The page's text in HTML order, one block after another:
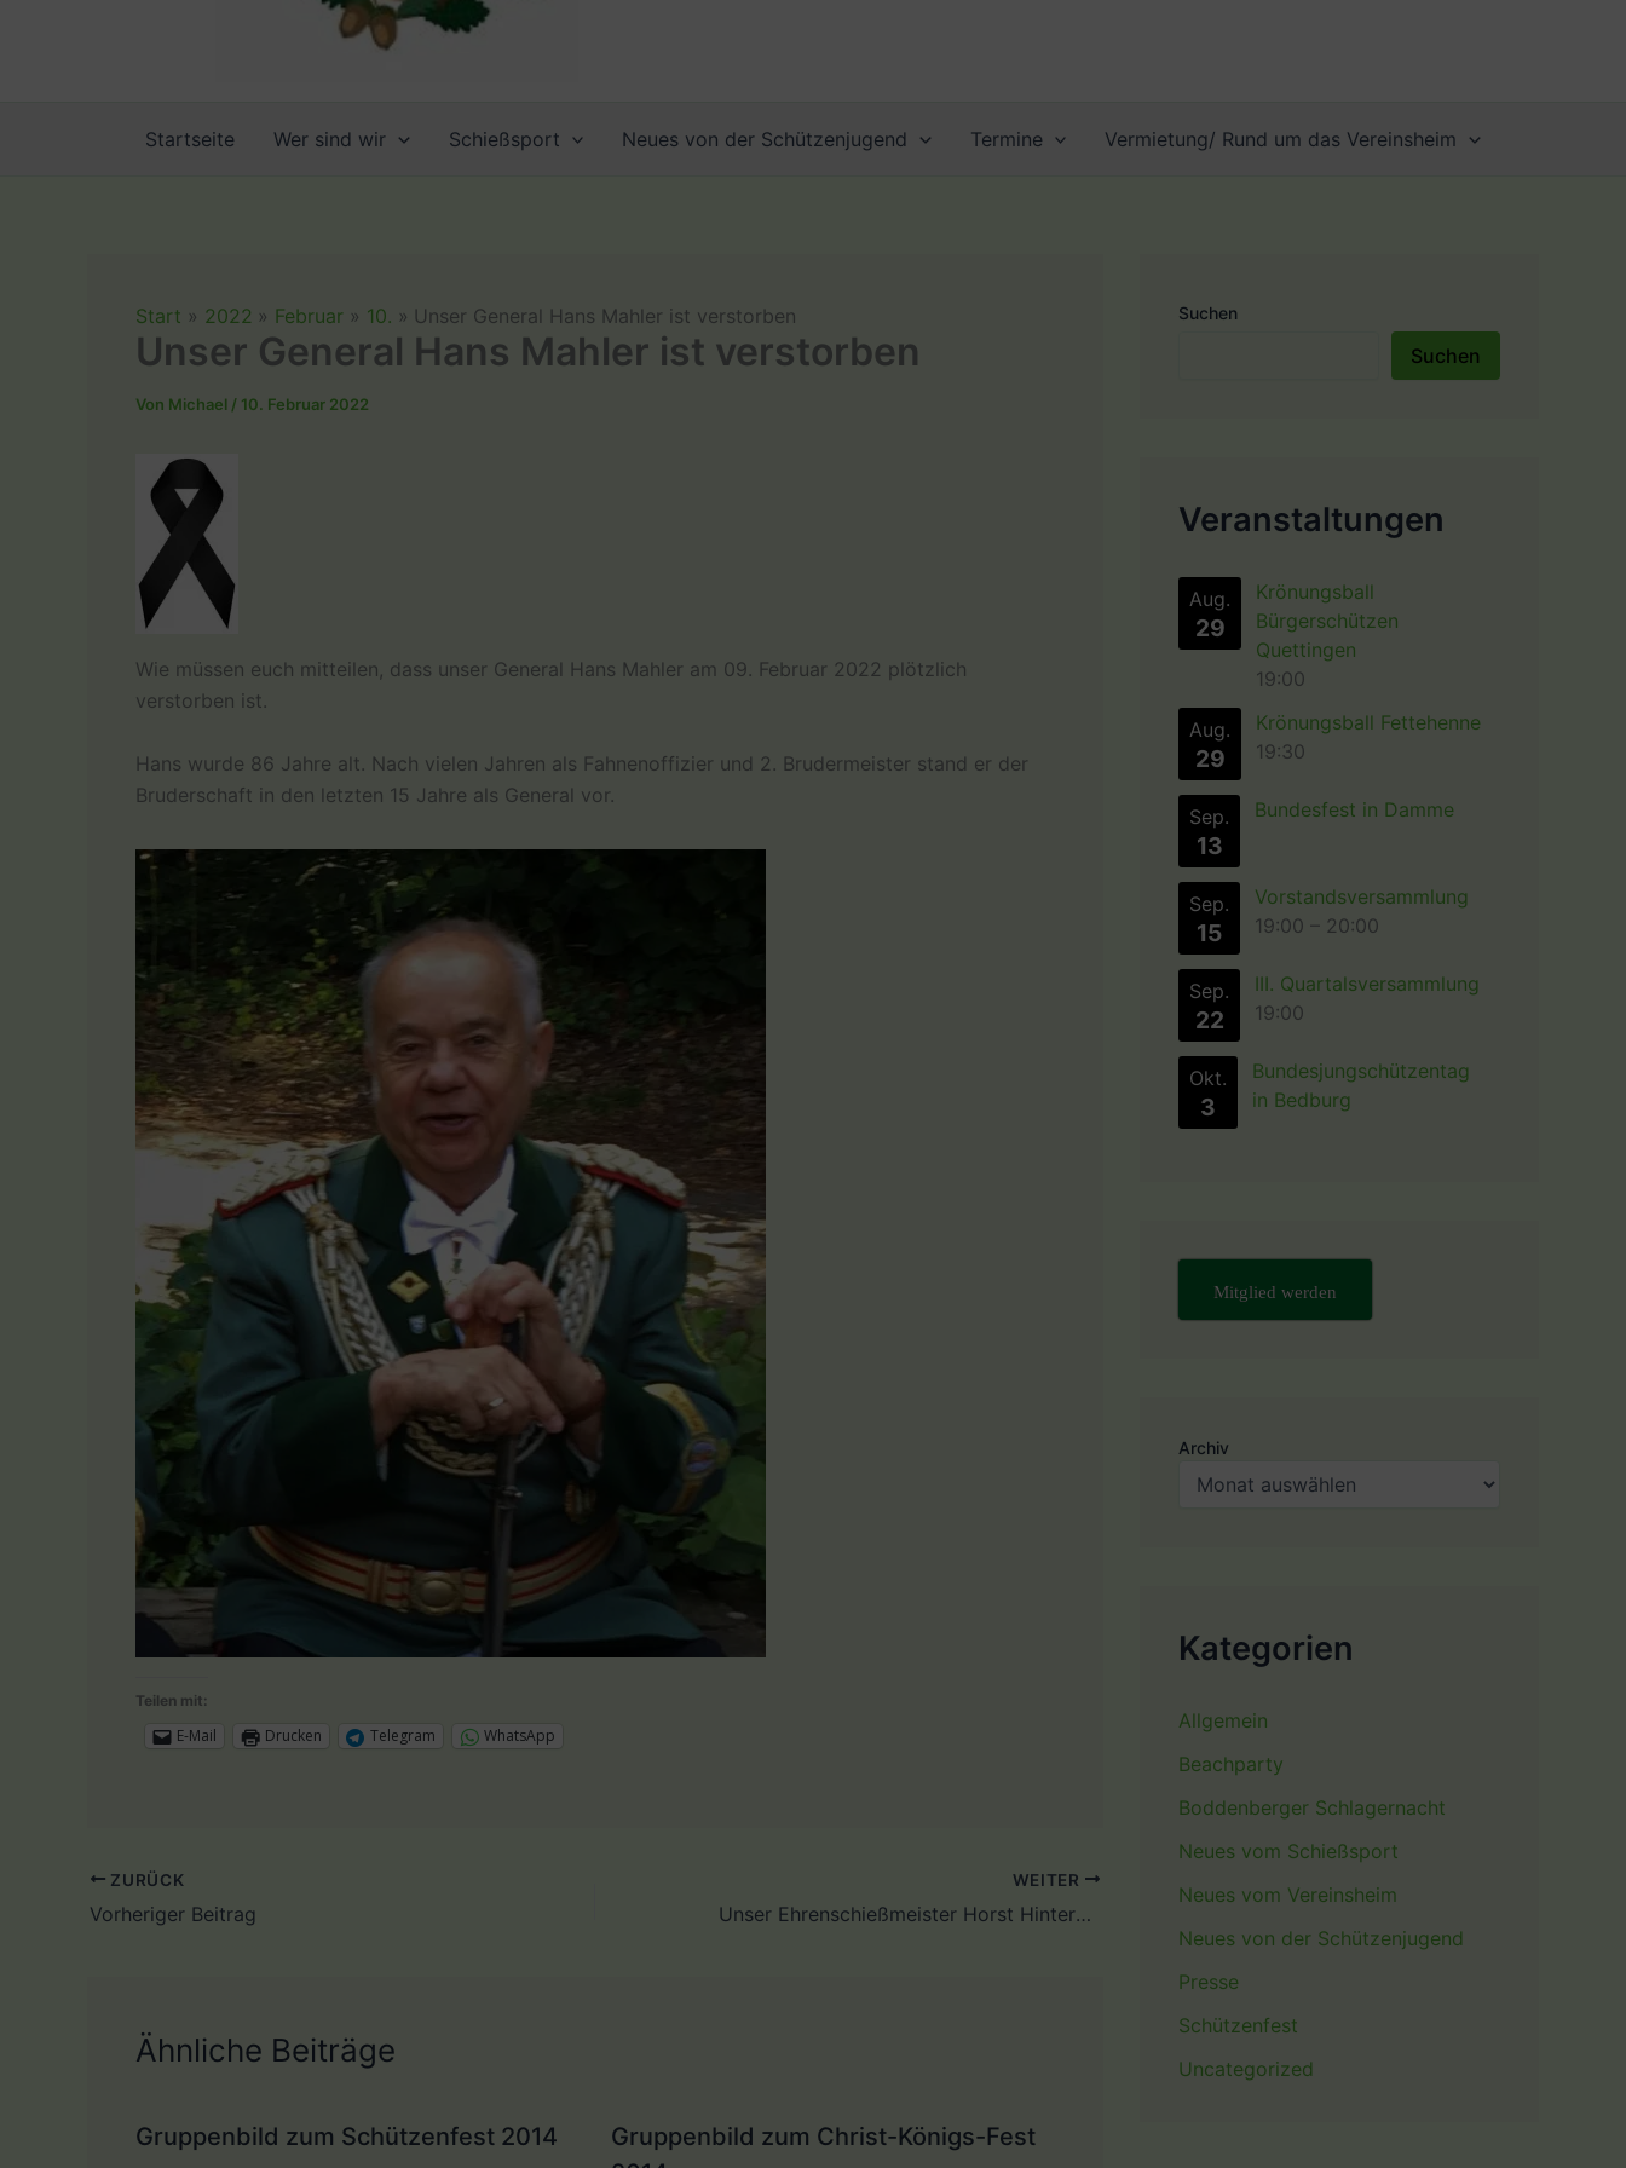
Startseite Wer sind wir Schießsport Neues von der Schützenjugend Termine Vermietung/ Rund um das Vereinsheim
Start 2022 Februar 10. Unser General Hans Mahler ist verstorben
Unser General Hans Mahler ist verstorben
Von Michael / 10. Februar 2022
Wie müssen euch mitteilen, dass unser General Hans Mahler am 09. Februar 2022 plötzlich
verstorben ist.
Hans wurde 86 Jahre alt. Nach vielen Jahren als Fahnenoffizier und 2. Brudermeister stand er der
Bruderschaft in den letzten 15 Jahre als General vor.
Teilen mit:
E-Mail Drucken Telegram WhatsApp
ZURÜCK
Vorheriger Beitrag
WEITER
Unser Ehrenschießmeister Horst Hinterkircher ist verstorben
Ähnliche Beiträge
Gruppenbild zum Schützenfest 2014
Gruppenbild zum Christ-Königs-Fest
Suchen
Suchen
Veranstaltungen
Aug.
29
Krönungsball
Bürgerschützen
Quettingen
19:00
Aug.
29
Krönungsball Fettehenne
19:30
Sep.
13
Bundesfest in Damme
Sep.
15
Vorstandsversammlung
19:00 – 20:00
Sep.
22
III. Quartalsversammlung
19:00
Okt.
3
Bundesjungschützentag
in Bedburg
Mitglied werden
Archiv
Kategorien
Allgemein
Beachparty
Boddenberger Schlagernacht
Neues vom Schießsport
Neues vom Vereinsheim
Neues von der Schützenjugend
Presse
Schützenfest
Uncategorized